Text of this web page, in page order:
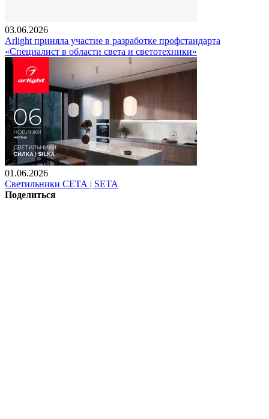
03.06.2026
Arlight приняла участие в разработке профстандарта
«Специалист в области света и светотехники»
01.06.2026
Светильники СЕТА | SETA
Поделиться